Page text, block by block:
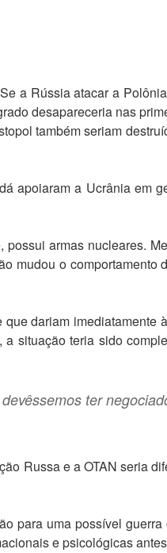
a Rússia atacar a
desapareceria nas
também seriam
apoiaram a Ucrânia em
armas nucleares.
mudou o
dariam
situação teria sido
ter
Russa e a OTAN seria
para uma possível
e psicológicas